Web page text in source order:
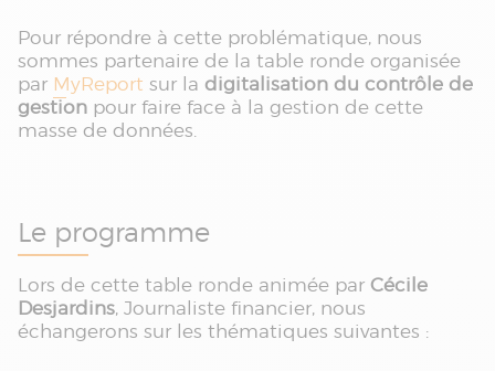
Pour répondre à cette problématique, nous
sommes partenaire de la table ronde organisée
par MyReport sur la digitalisation du contrôle de
gestion pour faire face à la gestion de cette
masse de données.
Le programme
Lors de cette table ronde animée par Cécile
Desjardins, Journaliste financier, nous
échangerons sur les thématiques suivantes :